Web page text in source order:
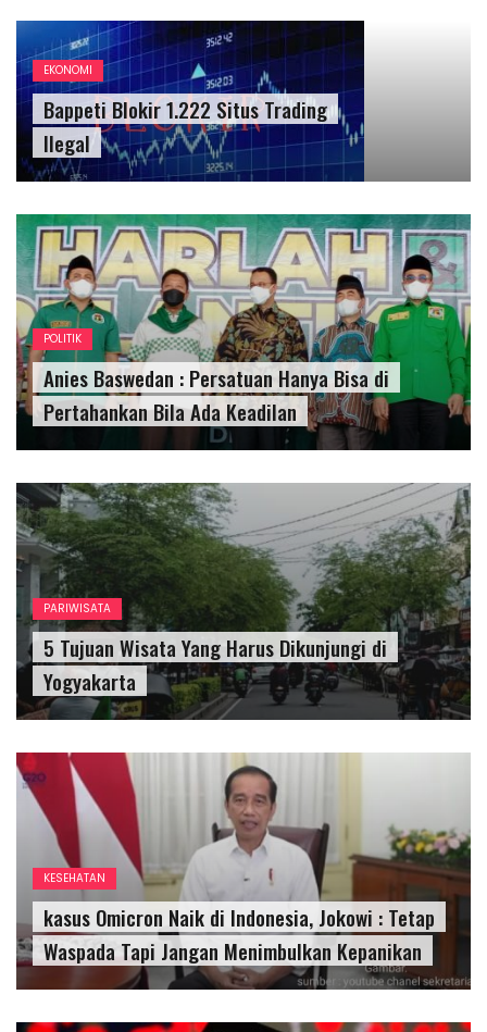
EKONOMI
Bappeti Blokir 1.222 Situs Trading
Ilegal
POLITIK
Anies Baswedan : Persatuan Hanya Bisa di
Pertahankan Bila Ada Keadilan
PARIWISATA
5 Tujuan Wisata Yang Harus Dikunjungi di
Yogyakarta
KESEHATAN
kasus Omicron Naik di Indonesia, Jokowi : Tetap
Waspada Tapi Jangan Menimbulkan Kepanikan